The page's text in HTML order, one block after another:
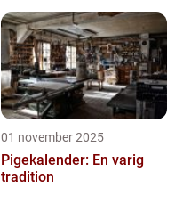
01 november 2025
Pigekalender: En varig
tradition